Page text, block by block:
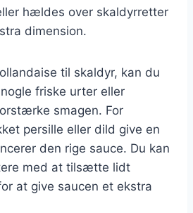
hældes over skaldyrretter
dimension.
til skaldyr, kan du
friske urter eller
smagen. For
persille eller dild give en
den rige sauce. Du kan
med at tilsætte lidt
at give saucen et ekstra